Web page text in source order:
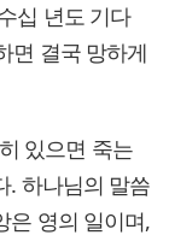
십 년도 기다
면 결국 망하게
있으면 죽는
. 하나님의 말씀
은 영의 일이며,